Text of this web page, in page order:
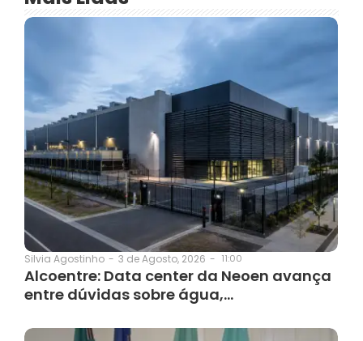
Silvia Agostinho - 3 de Agosto, 2026 - 11:00
Alcoentre: Data center da Neoen avança
entre dúvidas sobre água,…